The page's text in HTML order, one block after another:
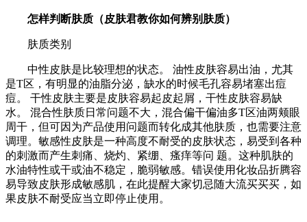
怎样判断肤质（皮肤君教你如何辨别肤质）
肤质类别
中性⽪肤是⽐较理想的状态。 油性⽪肤容易出油，尤其
是T区，有明显的油脂分泌，缺水的时候⽑孔容易堵塞出痘
痘。 ⼲性⽪肤主要是⽪肤容易起⽪起屑，干性皮肤容易缺
水。 混合性肤质⽇常问题不⼤，混合偏⼲偏油多T区油两颊眼
周⼲，但可因为产品使用问题⽽转化成其他肤质，也需要注意
调理。敏感性⽪肤是⼀种⾼度不耐受的⽪肤状态，易受到各种
的刺激⽽产生刺痛、烧灼、紧绷、瘙痒等问 题。这种肌肤的
⽔油特性或⼲或油不稳定，脆弱敏感。错误使用化妆品折腾容
易导致皮肤形成敏感肌，在此提醒大家切忌随大流买买买，如
果皮肤不耐受应当立即停止使用。